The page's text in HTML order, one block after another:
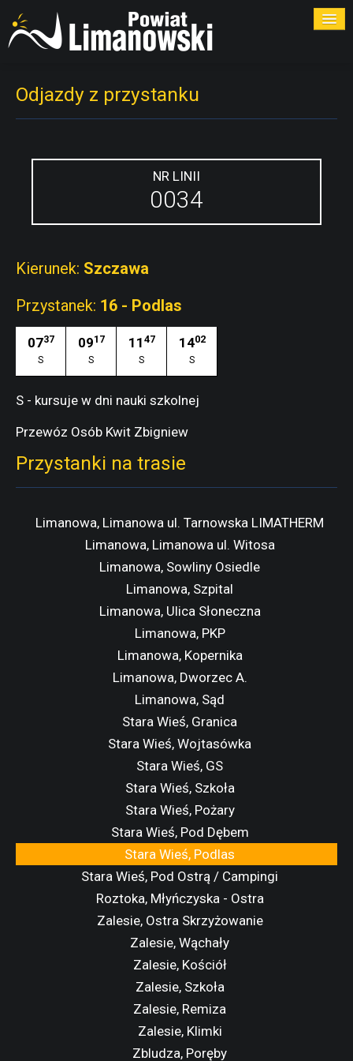
PRZYSTANKI
PRZEWOŹNICY
Odjazdy z przystanku
NR LINII
0034
Kierunek: Szczawa
Przystanek: 16 - Podlas
0737
S
0917
S
11 47
S
1402
S
S - kursuje w dni nauki szkolnej
Przewóz Osób Kwit Zbigniew
Przystanki na trasie
Limanowa, Limanowa ul. Tarnowska LIMATHERM
Limanowa, Limanowa ul. Witosa
Limanowa, Sowliny Osiedle
Limanowa, Szpital
Limanowa, Ulica Słoneczna
Limanowa, PKP
Limanowa, Kopernika
Limanowa, Dworzec A.
Limanowa, Sąd
Stara Wieś, Granica
Stara Wieś, Wojtasówka
Stara Wieś, GS
Stara Wieś, Szkoła
Stara Wieś, Pożary
Stara Wieś, Pod Dębem
Stara Wieś, Podlas
Stara Wieś, Pod Ostrą / Campingi
Roztoka, Młyńczyska - Ostra
Zalesie, Ostra Skrzyżowanie
Zalesie, Wąchały
Zalesie, Kościół
Zalesie, Szkoła
Zalesie, Remiza
Zalesie, Klimki
Zbludza, Poręby